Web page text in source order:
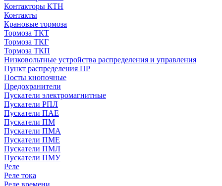
Контакторы КТН
Контакты
Крановые тормоза
Тормоза ТКТ
Тормоза ТКГ
Тормоза ТКП
Низковольтные устройства распределения и управления
Пункт распределения ПР
Посты кнопочные
Предохранители
Пускатели электромагнитные
Пускатели РПЛ
Пускатели ПАЕ
Пускатели ПМ
Пускатели ПМА
Пускатели ПМЕ
Пускатели ПМЛ
Пускатели ПМУ
Реле
Реле тока